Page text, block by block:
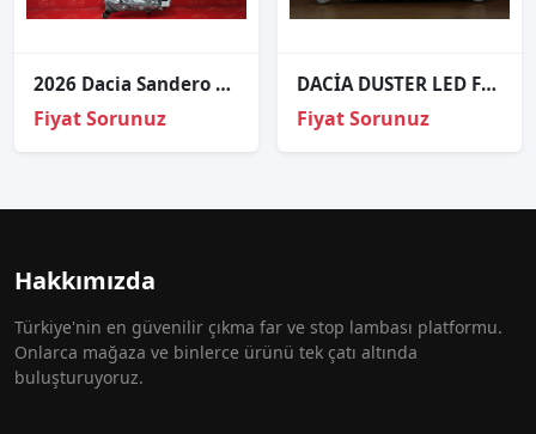
2026 Dacia Sandero Sağ Ön Far
Fiyat Sorunuz
DACİA DUSTER LED FAR BEYNİ 1407000407
Fiyat Sorunuz
Hakkımızda
Türkiye'nin en güvenilir çıkma far ve stop lambası platformu.
Onlarca mağaza ve binlerce ürünü tek çatı altında
buluşturuyoruz.